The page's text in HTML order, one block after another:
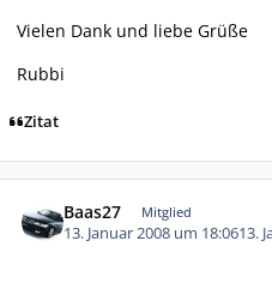
Vielen Dank und liebe Grüße
Rubbi
Zitat
Baas27 Mitglied
13. Januar 2008 um 18:0613.